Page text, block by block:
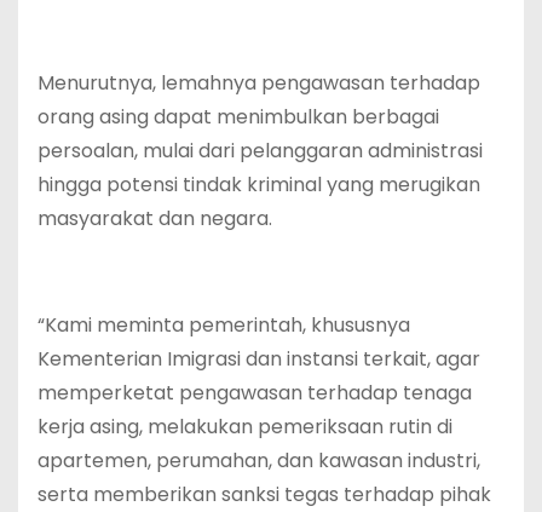
Menurutnya, lemahnya pengawasan terhadap
orang asing dapat menimbulkan berbagai
persoalan, mulai dari pelanggaran administrasi
hingga potensi tindak kriminal yang merugikan
masyarakat dan negara.
“Kami meminta pemerintah, khususnya
Kementerian Imigrasi dan instansi terkait, agar
memperketat pengawasan terhadap tenaga
kerja asing, melakukan pemeriksaan rutin di
apartemen, perumahan, dan kawasan industri,
serta memberikan sanksi tegas terhadap pihak